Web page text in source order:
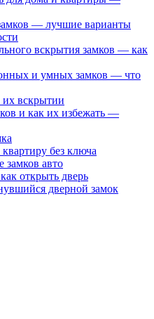
— лучшие варианты
вскрытия замков — как
и умных замков — что
их вскрытии
и как их избежать —
без ключа
замков авто
открыть дверь
дверной замок